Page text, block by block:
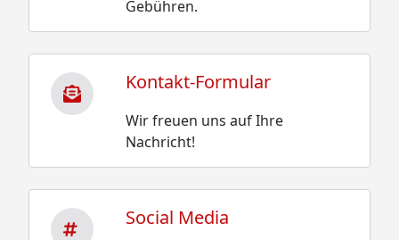
Gebühren.
Kontakt-Formular
Wir freuen uns auf Ihre
Nachricht!
Social Media